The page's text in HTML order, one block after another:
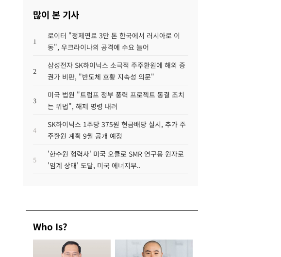
많이 본 기사
1
로이터 "정제연료 3만 톤 한국에서 러시아로 이
동", 우크라이나의 공격에 수요 늘어
2
삼성전자 SK하이닉스 소극적 주주환원에 해외 증
권가 비판, "반도체 호황 지속성 의문"
3
미국 법원 "트럼프 정부 풍력 프로젝트 동결 조치
는 위법", 해제 명령 내려
4
SK하이닉스 1주당 375원 현금배당 실시, 추가 주
주환원 계획 9월 공개 예정
5
'한수원 협력사' 미국 오클로 SMR 연구용 원자로
'임계 상태' 도달, 미국 에너지부..
Who Is?